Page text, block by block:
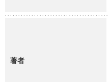
著者